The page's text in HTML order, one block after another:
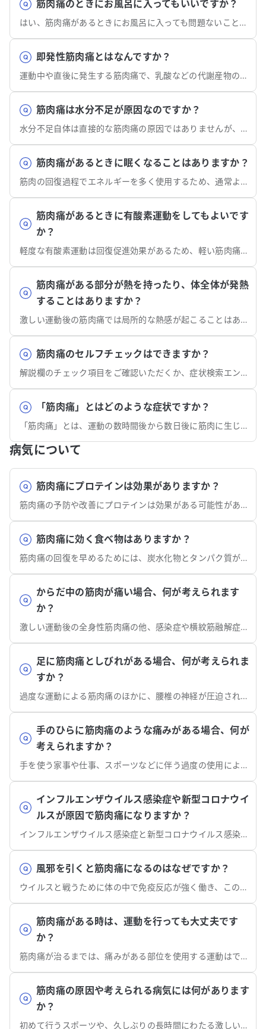
筋肉痛のときにお風呂に入ってもいいですか？
はい、筋肉痛があるときにお風呂に入っても問題ないことが多いです。ただし、痛みが強い場合は避けましょう。
即発性筋肉痛とはなんですか？
運動中や直後に発生する筋肉痛で、乳酸などの代謝産物の蓄積が主な原因です。
筋肉痛は水分不足が原因なのですか？
水分不足自体は直接的な筋肉痛の原因ではありませんが、筋肉の機能や回復に影響を与える可能性があります。
筋肉痛があるときに眠くなることはありますか？
筋肉の回復過程でエネルギーを多く使用するため、通常より疲労を感じやすく、眠気を感じやすくなります。
筋肉痛があるときに有酸素運動をしてもよいです
か？
軽度な有酸素運動は回復促進効果があるため、軽い筋肉痛であれば実施しても問題ありません。
筋肉痛がある部分が熱を持ったり、体全体が発熱
することはありますか？
激しい運動後の筋肉痛では局所的な熱感が起こることはありますが、全身の発熱を伴うことはまれです。
筋肉痛のセルフチェックはできますか？
解説欄のチェック項目をご確認いただくか、症状検索エンジン「ユビー」で質問に答えるだけでセルフチェックもできます。
「筋肉痛」とはどのような症状ですか？
「筋肉痛」とは、運動の数時間後から数日後に筋肉に生じる痛みのことを指します。
病気について
筋肉痛にプロテインは効果がありますか？
筋肉痛の予防や改善にプロテインは効果がある可能性があります。
筋肉痛に効く食べ物はありますか？
筋肉痛の回復を早めるためには、炭水化物とタンパク質が重要と考えられています。
からだ中の筋肉が痛い場合、何が考えられます
か？
激しい運動後の全身性筋肉痛の他、感染症や横紋筋融解症、膠原病などの可能性があります。
足に筋肉痛としびれがある場合、何が考えられま
すか？
過度な運動による筋肉痛のほかに、腰椎の神経が圧迫される病気の可能性があります。
手のひらに筋肉痛のような痛みがある場合、何が
考えられますか？
手を使う家事や仕事、スポーツなどに伴う過度の使用による筋肉の疲労が主な原因です。
インフルエンザウイルス感染症や新型コロナウイ
ルスが原因で筋肉痛になりますか？
インフルエンザウイルス感染症と新型コロナウイルス感染症では、筋肉痛は代表的な症状の1つです。
風邪を引くと筋肉痛になるのはなぜですか？
ウイルスと戦うために体の中で免疫反応が強く働き、この際に全身で生じる炎症物質が筋肉や関節の痛みの原因となります。
筋肉痛がある時は、運動を行っても大丈夫です
か？
筋肉痛が治るまでは、痛みがある部位を使用する運動はできるだけ避けましょう。
筋肉痛の原因や考えられる病気には何があります
か？
初めて行うスポーツや、久しぶりの長時間にわたる激しい運動などが原因となります。筋肉に炎症を起こす病気が原因となる場合もあります。